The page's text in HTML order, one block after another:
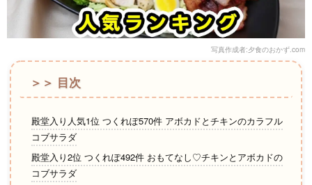
写真作成者:夕食のおかず.com
＞＞ 目次
殿堂入り人気1位 つくれぽ570件 アボカドとチキンのカラフル
コブサラダ
殿堂入り2位 つくれぽ492件 おもてなし♡チキンとアボカドの
コブサラダ